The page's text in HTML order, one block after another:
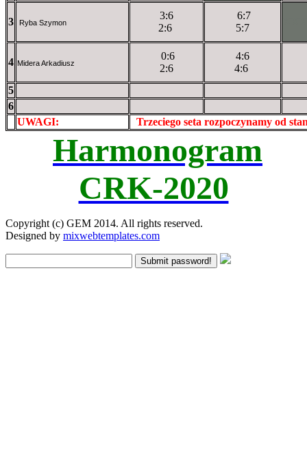
3 Ryba Szymon
3:6
2:6
6:7
5:7
4 Midera Arkadiusz
0:6
2:6
4:6
4:6
5
6
UWAGI:
Trzeciego seta rozpoczynamy od
Harmonogram
CRK-2020
Copyright (c) GEM 2014. All rights reserved.
Designed by mixwebtemplates.com
Submit password!